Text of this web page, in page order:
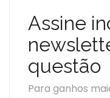
Assine
questão
Para ganhos